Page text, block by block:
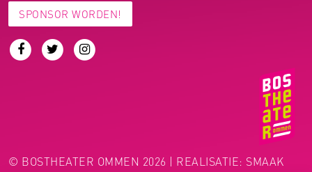
SPONSOR WORDEN!
© BOSTHEATER OMMEN 2026 | REALISATIE: SMAAK